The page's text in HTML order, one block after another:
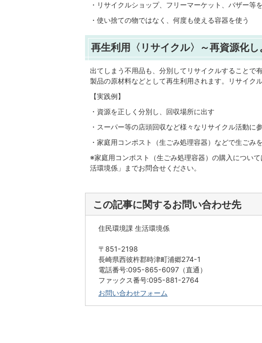
・リサイクルショップ、フリーマーケット、バザー等
・使い捨ての物ではなく、何度も使える容器を使う
再生利用〈リサイクル〉～再資源化し
出てしまう不用品も、分別してリサイクルすることで
製品の原材料などとして再生利用されます。リサイク
【実践例】
・資源を正しく分別し、回収場所に出す
・スーパー等の店頭回収など様々なリサイクル活動に
・家庭用コンポスト（生ごみ処理容器）などで生ごみ
※家庭用コンポスト（生ごみ処理容器）の購入について
活環境係」までお問合せください。
この記事に関するお問い合わせ先
住民環境課 生活環境係
〒851-2198
長崎県西彼杵郡時津町浦郷274-1
電話番号:095-865-6097（直通）
ファックス番号:095-881-2764
お問い合わせフォーム